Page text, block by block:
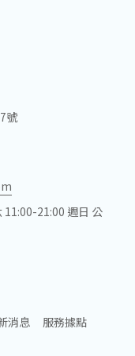
號
11:00-21:00 週日 公
消息
服務據點